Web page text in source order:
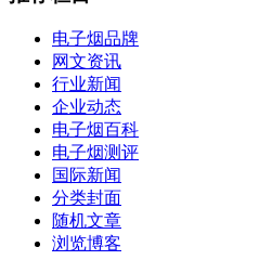
电子烟品牌
网文资讯
行业新闻
企业动态
电子烟百科
电子烟测评
国际新闻
分类封面
随机文章
浏览博客